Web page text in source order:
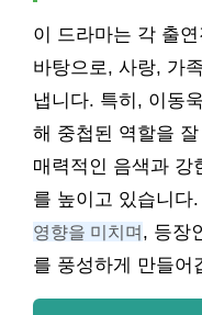
이 드라마는 각 출
바탕으로, 사랑, 가
냅니다. 특히, 이동
해 중첩된 역할을
매력적인 음색과 강
를 높이고 있습니다.
영향을 미치며, 등장
를 풍성하게 만들어